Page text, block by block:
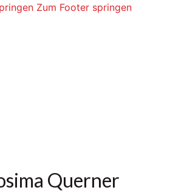
Zum Footer springen
Querner